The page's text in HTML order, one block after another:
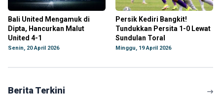
Bali United Mengamuk di
Dipta, Hancurkan Malut
United 4-1
Senin, 20 April 2026
Persik Kediri Bangkit!
Tundukkan Persita 1-0 Lewat
Sundulan Toral
Minggu, 19 April 2026
Berita Terkini